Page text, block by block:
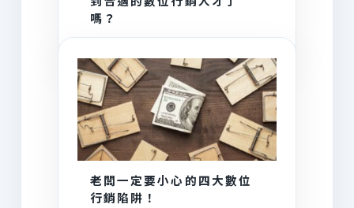
嗎？
老闆一定要小心的四大數位
行銷陷阱！